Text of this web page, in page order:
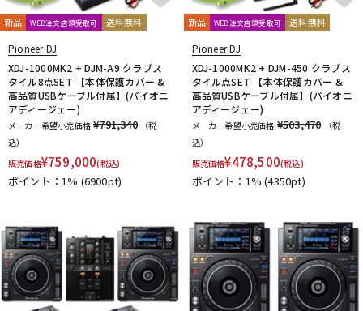
新品 WEB注文店頭受取可 送料無料
Pioneer DJ
XDJ-1000MK2 + DJM-A9 クラブス
タイル8点SET 【本体保護カバー &
高品質USBケーブル付属】(パイオニ
アディージェー)
メーカー希望小売価格 ¥791,340
（税
込）
販売価格¥759,000(税込)
ポイント：1% (6900pt)
新品 WEB注文店頭受取可 送料無料
Pioneer DJ
XDJ-1000MK2 + DJM-450 クラブス
タイル点SET 【本体保護カバー &
高品質USBケーブル付属】(パイオニ
アディージェー)
メーカー希望小売価格 ¥503,470
（税
込）
販売価格¥478,500(税込)
ポイント：1%(4350pt)